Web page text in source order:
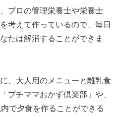
プロの管理栄養士や栄養士
考えて作っているので、毎日
たは解消することができま
、大人用のメニューと離乳食
プチママおかず倶楽部」や、
で夕食を作ることができる